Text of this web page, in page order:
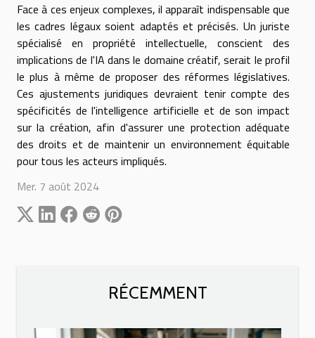
Face à ces enjeux complexes, il apparaît indispensable que
les cadres légaux soient adaptés et précisés. Un juriste
spécialisé en propriété intellectuelle, conscient des
implications de l'IA dans le domaine créatif, serait le profil
le plus à même de proposer des réformes législatives.
Ces ajustements juridiques devraient tenir compte des
spécificités de l'intelligence artificielle et de son impact
sur la création, afin d'assurer une protection adéquate
des droits et de maintenir un environnement équitable
pour tous les acteurs impliqués.
Mer. 7 août 2024
RÉCEMMENT